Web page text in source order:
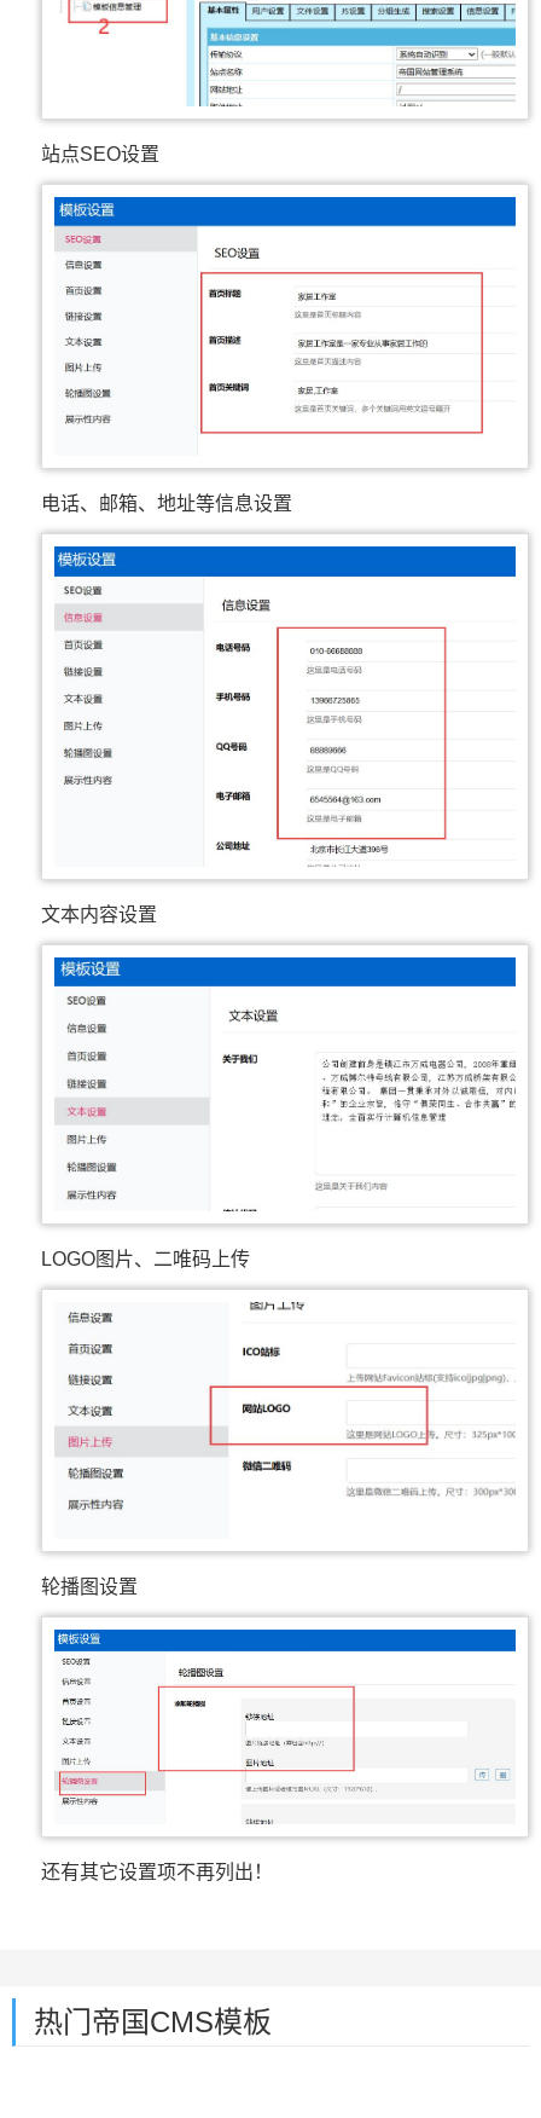
站点SEO设置
电话、邮箱、地址等信息设置
文本内容设置
LOGO图片、二唯码上传
轮播图设置
还有其它设置项不再列出！
热门帝国CMS模板